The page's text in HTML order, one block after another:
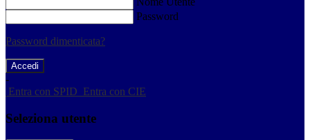
Password
Password dimenticata?
-
Entra con SPID Entra con CIE
Seleziona utente